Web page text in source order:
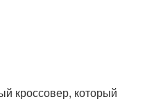
кроссовер, который